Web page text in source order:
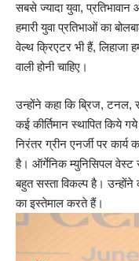
सबसे ज्यादा युवा,
हमारी युवा प्रतिभाओं का
वेल्थ क्रिएटर भी हैं, लिहाजा
वाली होनी चाहिए।
उन्होंने कहा कि ब्रिज, टनल,
कई कीर्तिमान स्थापित किये
निरंतर ग्रीन एनर्जी पर
है। ऑर्गेनिक म्युनिसिपल वेस्ट
बहुत सस्ता विकल्प है। उन्होंने
का इस्तेमाल करते हैं।